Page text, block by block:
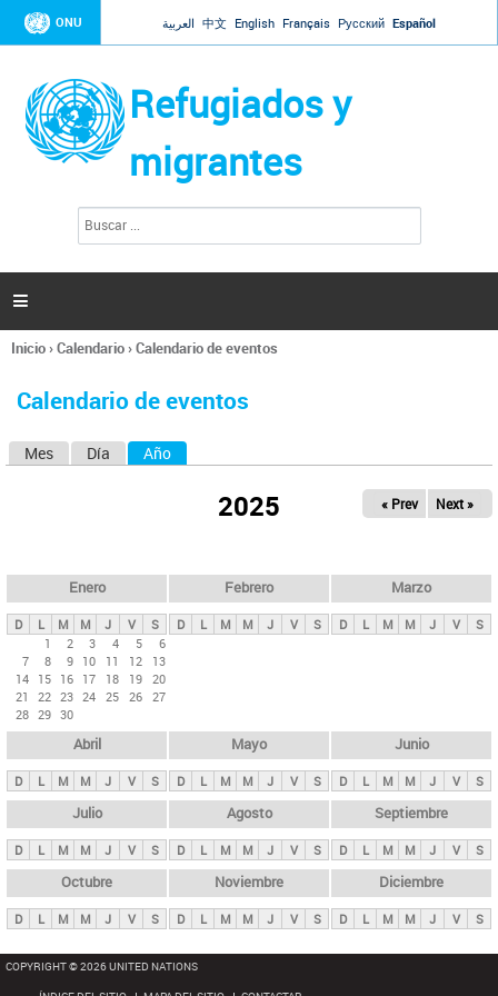
Jump to navigation
ONU العربية 中文 English Français Русский Español
Refugiados y
migrantes
l
d
s

Se
usted
Inicio›Calendario›Calendario de eventos
Calendario de eventos
s
p
n
i
p
a
l
s
Mes Día Año
2025 « Prev Next »
Enero
D L M M J V
S
1
2 3 4 5
6
7
8 9 10 11 12
13
14 15 16 17 18 19 20
21
22 23 24 25 26 27
28 29 30
Febrero
D L M M J V S
Marzo
D L M M J V S
Abril
D L M M J V S
Mayo
D L M M J V S
Junio
D L M M J V S
Julio
D L M M J V S
Agosto
D L M M J V S
Septiembre
D L M M J V S
Octubre
D L M M J V S
Noviembre
D L M M J V S
Diciembre
D L M M J V S
COPYRIGHT © 2026 UNITED NATIONS